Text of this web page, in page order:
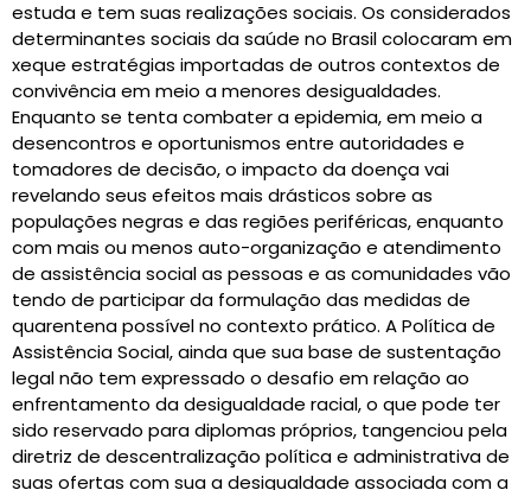
estuda e tem suas realizações sociais. Os considerados
determinantes sociais da saúde no Brasil colocaram em
xeque estratégias importadas de outros contextos de
convivência em meio a menores desigualdades.
Enquanto se tenta combater a epidemia, em meio a
desencontros e oportunismos entre autoridades e
tomadores de decisão, o impacto da doença vai
revelando seus efeitos mais drásticos sobre as
populações negras e das regiões periféricas, enquanto
com mais ou menos auto-organização e atendimento
de assistência social as pessoas e as comunidades vão
tendo de participar da formulação das medidas de
quarentena possível no contexto prático. A Política de
Assistência Social, ainda que sua base de sustentação
legal não tem expressado o desafio em relação ao
enfrentamento da desigualdade racial, o que pode ter
sido reservado para diplomas próprios, tangenciou pela
diretriz de descentralização política e administrativa de
suas ofertas com sua a desigualdade associada com a